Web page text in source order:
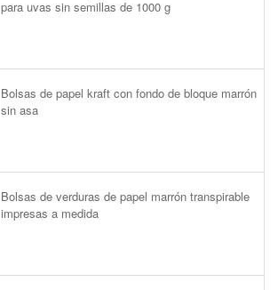
para uvas sin semillas de 1000 g
Bolsas de papel kraft con fondo de bloque marrón
sin asa
Bolsas de verduras de papel marrón transpirable
impresas a medida